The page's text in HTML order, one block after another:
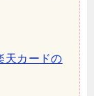
天カードの